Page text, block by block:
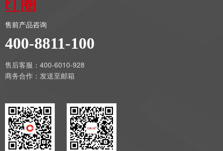
售前产品咨询
400-8811-100
售后客服：400-6010-928
商务合作： 发送至邮箱